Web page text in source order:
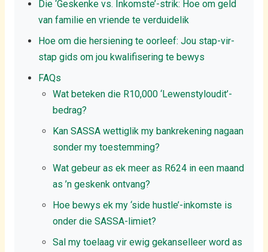
Die ‘Geskenke vs. Inkomste’-strik: Hoe om geld
van familie en vriende te verduidelik
Hoe om die hersiening te oorleef: Jou stap-vir-
stap gids om jou kwalifisering te bewys
FAQs
Wat beteken die R10,000 ‘Lewenstyloudit’-
bedrag?
Kan SASSA wettiglik my bankrekening nagaan
sonder my toestemming?
Wat gebeur as ek meer as R624 in een maand
as ’n geskenk ontvang?
Hoe bewys ek my ‘side hustle’-inkomste is
onder die SASSA-limiet?
Sal my toelaag vir ewig gekanselleer word as